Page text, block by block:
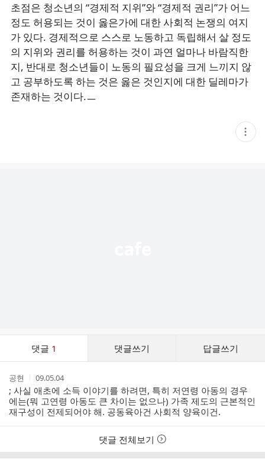
초점은 청소년의 “경제적 지위”와 “경제적 권리”가 어느
정도 허용되는 것이 옳은가에 대한 사회적 논쟁의 여지
가 있다. 경제적으로 스스로 노동하고 독립해서 살 정도
의 지위와 권리를 허용하는 것이 과연 얼마나 바람직한
지, 반대로 청소년들이 노동의 필요성을 크게 느끼지 않
고 공부하도록 하는 것은 옳은 것인지에 대한 딜레마가
존재하는 것이다.ㅡ
현
재
댓글 1 댓글쓰기 답글쓰기
작
성
자
공현
작
성
시
간
09.05.04
; 사실 애초에 소득 이야기를 하려면, 특히 저연령 아동의 경우
에는(뭐 고연령 아동도 큰 차이는 없으나) 가족 제도의 근본적인
재구성이 전제되어야 해. 공동육아건 사회적 양육이건.
댓글 전체보기